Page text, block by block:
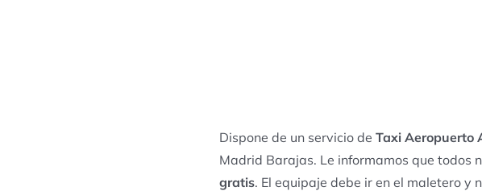
Dispone de un servicio de Taxi Aeropuerto
Madrid Barajas. Le informamos que todos
gratis. El equipaje debe ir en el maletero y